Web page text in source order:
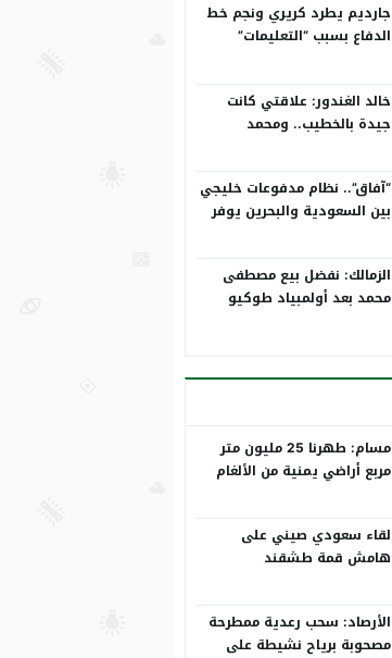
جارديم يطرد كريري ونجم خط
الدفاع بسبب “التعليمات”
خالد الغندور: علاقتي كانت
جيدة بالخطيب.. ومحمد
“آفاق”.. نظام مدفوعات خليجي
بين السعودية والبحرين يوفر
الزمالك: نفضل بيع مصطفى
محمد بعد أولمبياد طوكيو
مسام: طهرنا 25 مليون متر
مربع أراضي يمنية من الألغام
لقاء سعودي صيني على
هامش قمة طشقند
الأرصاد: سحب رعدية ممطرحة
مصحوبة برياح نشيطة على